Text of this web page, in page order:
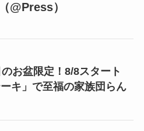
@Press）
お盆限定！8/8スタート
キ」で至福の家族団らん